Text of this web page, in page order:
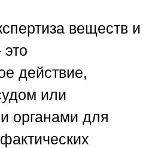
веществ и
действие,
или
органами для